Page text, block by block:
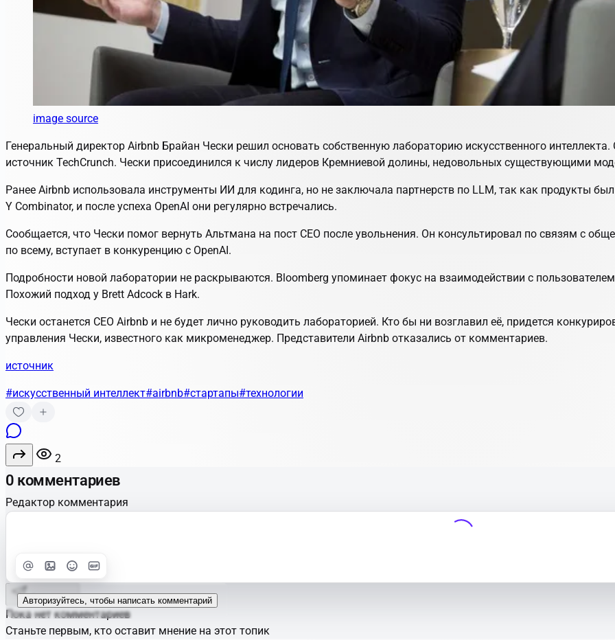
image source
Генеральный директор Airbnb Брайан Чески решил основать собственную лабораторию искусственного
источник TechCrunch. Чески присоединился к числу лидеров Кремниевой долины, недовольных существующими
Ранее Airbnb использовала инструменты ИИ для кодинга, но не заключала партнерств по LLM, так как продукты
Y Combinator, и после успеха OpenAI они регулярно встречались.
Сообщается, что Чески помог вернуть Альтмана на пост CEO после увольнения. Он консультировал по связям с
по всему, вступает в конкуренцию с OpenAI.
Подробности новой лаборатории не раскрываются. Bloomberg упоминает фокус на взаимодействии с
Похожий подход у Brett Adcock в Hark.
Чески останется CEO Airbnb и не будет лично руководить лабораторией. Кто бы ни возглавил её, придется
управления Чески, известного как микроменеджер. Представители Airbnb отказались от комментариев.
источник
#искусственный интеллект#airbnb#стартапы#технологии
2
0 комментариев
Редактор комментария
Улучшить
Авторизуйтесь, чтобы написать комментарий
Отправить
Пока нет комментариев
Станьте первым, кто оставит мнение на этот топик